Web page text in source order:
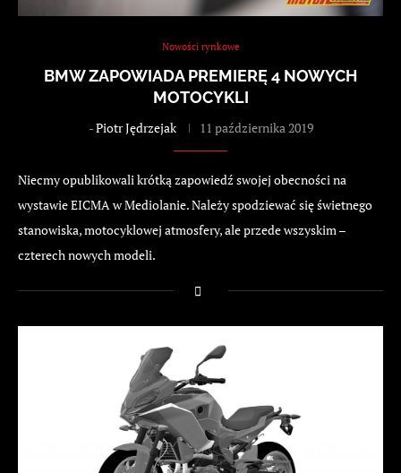
Nowości rynkowe
BMW ZAPOWIADA PREMIERĘ 4 NOWYCH
MOTOCYKLI
-Piotr Jędrzejak 11 października 2019
Niecmy opublikowali krótką zapowiedź swojej obecności na
wystawie EICMA w Mediolanie. Należy spodziewać się świetnego
stanowiska, motocyklowej atmosfery, ale przede wszyskim –
czterech nowych modeli.